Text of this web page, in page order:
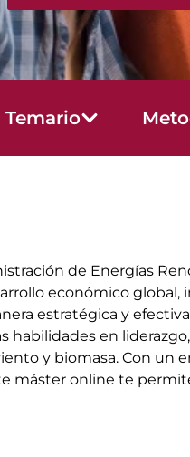
Temario
de Energías
económico
estratégica y
habilidades en
y biomasa. Con un
máster online te